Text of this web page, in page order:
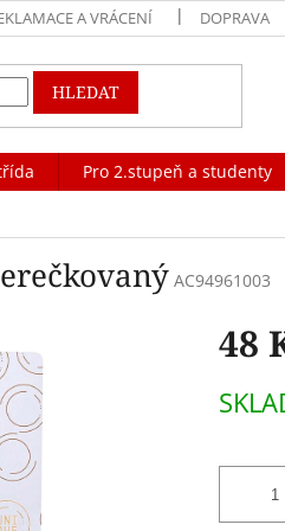
A VRÁCENÍ DOPRAVA
HLEDAT
Pro 2.stupeň a studenty
AC94961003
48
cena: